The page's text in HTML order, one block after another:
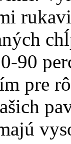
90
pre